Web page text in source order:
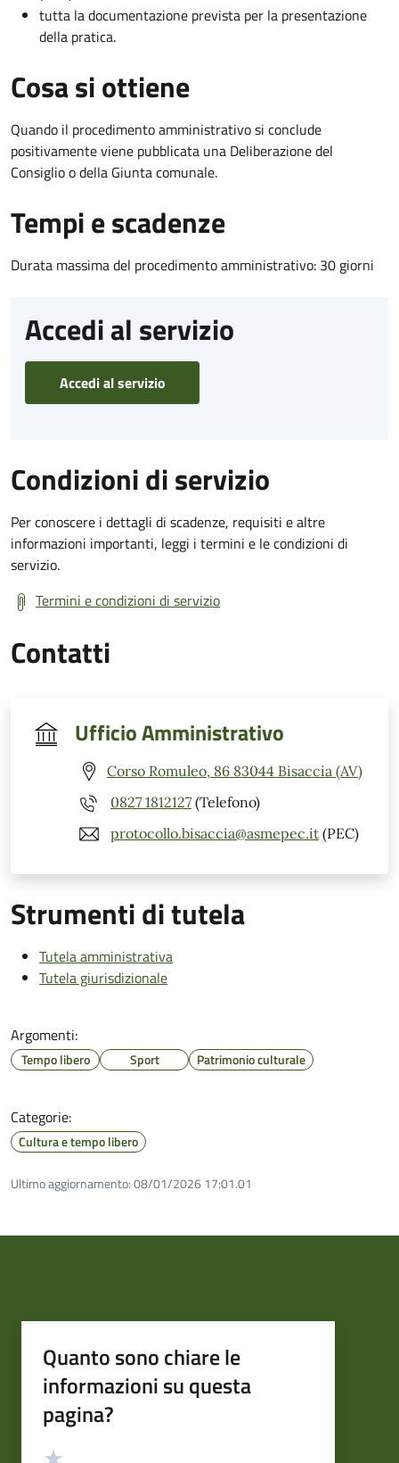
tutta la documentazione prevista per la presentazione
della pratica.
Cosa si ottiene
Quando il procedimento amministrativo si conclude
positivamente viene pubblicata una Deliberazione del
Consiglio o della Giunta comunale.
Tempi e scadenze
Durata massima del procedimento amministrativo: 30 giorni
Accedi al servizio
Accedi al servizio
Condizioni di servizio
Per conoscere i dettagli di scadenze, requisiti e altre
informazioni importanti, leggi i termini e le condizioni di
servizio.
Termini e condizioni di servizio
Contatti
Ufficio Amministrativo
Corso Romuleo, 86 83044 Bisaccia (AV)
0827 1812127 (Telefono)
protocollo.bisaccia@asmepec.it (PEC)
Strumenti di tutela
Tutela amministrativa
Tutela giurisdizionale
Argomenti:
Tempo libero Sport Patrimonio culturale
Categorie:
Cultura e tempo libero
Ultimo aggiornamento:08/01/2026 17:01.01
Quanto sono chiare le
informazioni su questa
pagina?
Valutazione